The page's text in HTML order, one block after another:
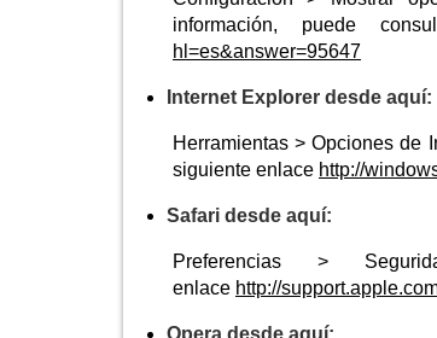
información, puede
hl=es&answer=95647
Internet Explorer desde aquí:
Herramientas > Opciones de
siguiente enlace http://
Safari desde aquí:
Preferencias >
enlace http://
Opera desde aquí: